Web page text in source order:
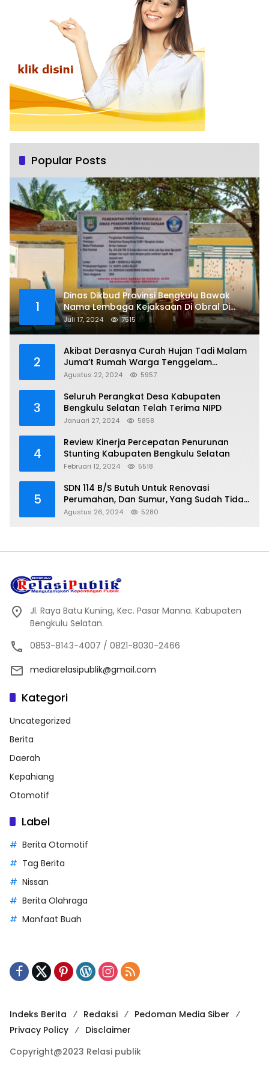
Popular Posts
1
Dinas Dikbud Provinsi Bengkulu Bawak
Nama Lembaga Kejaksaan Di Obral Di
Papan Nama Proyek, Ada Apa?
Juli 17, 2024 7515
2
Akibat Derasnya Curah Hujan Tadi Malam
Juma’t Rumah Warga Tenggelam
Mencapai Dua Miter
Agustus 22, 2024 5957
3
Seluruh Perangkat Desa Kabupaten
Januari 27, 2024 5858
4
Review Kinerja Percepatan Penurunan
Februari 12, 2024 5518
5
SDN 114 B/S Butuh Untuk Renovasi
Perumahan, Dan Sumur, Yang Sudah Tidak
Layak Lagi Di Gunakan
Agustus 26, 2024 5280
Jl. Raya Batu Kuning, Kec. Pasar Manna. Kabupaten
Bengkulu Selatan.
0853-8143-4007 / 0821-8030-2466
mediarelasipublik@gmail.com
Kategori
Uncategorized
Berita
Daerah
Kepahiang
Otomotif
Label
Berita Otomotif
Tag Berita
Nissan
Berita Olahraga
Manfaat Buah
Indeks Berita Redaksi
Pedoman Media Siber
Privacy Policy
Disclaimer
Copyright@2023 Relasi publik